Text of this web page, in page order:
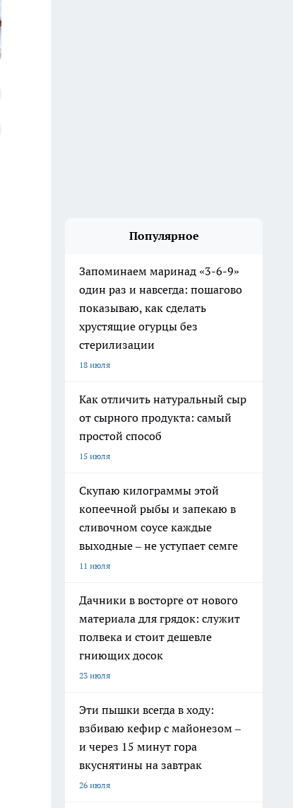
Популярное
Запоминаем маринад «3-6-9»
один раз и навсегда: пошагово
показываю, как сделать
хрустящие огурцы без
стерилизации
18 июля
Как отличить натуральный сыр
от сырного продукта: самый
простой способ
15 июля
Скупаю килограммы этой
копеечной рыбы и запекаю в
сливочном соусе каждые
выходные – не уступает семге
11 июля
Дачники в восторге от нового
материала для грядок: служит
полвека и стоит дешевле
гниющих досок
23 июля
Эти пышки всегда в ходу:
взбиваю кефир с майонезом –
и через 15 минут гора
вкуснятины на завтрак
26 июля